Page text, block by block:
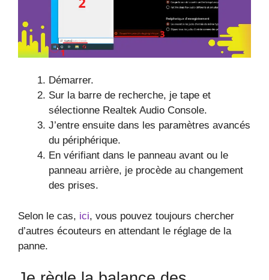
Démarrer.
Sur la barre de recherche, je tape et
sélectionne Realtek Audio Console.
J’entre ensuite dans les paramètres avancés
du périphérique.
En vérifiant dans le panneau avant ou le
panneau arrière, je procède au changement
des prises.
Selon le cas, ici, vous pouvez toujours chercher
d’autres écouteurs en attendant le réglage de la
panne.